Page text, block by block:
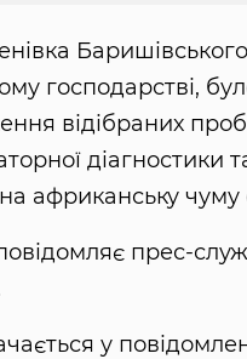
господарстві,
відібраних
діагностики
на африканську
прес-
у